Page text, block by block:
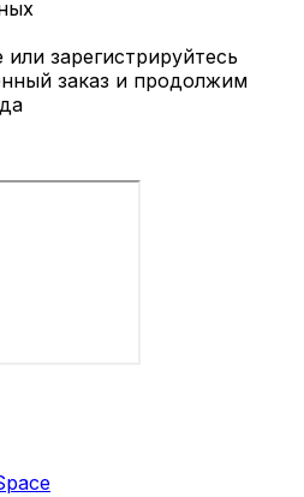
зарегистрируйтесь
заказ и продолжим